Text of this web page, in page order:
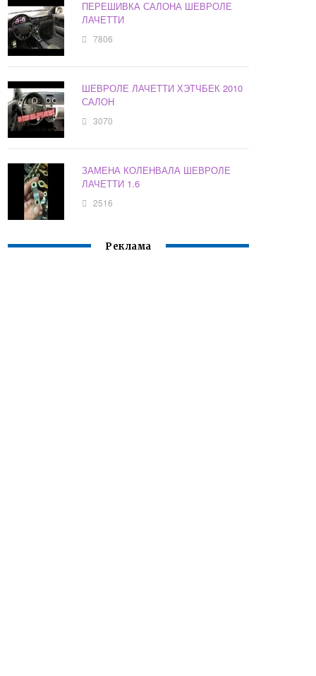
ПЕРЕШИВКА САЛОНА ШЕВРОЛЕ
ЛАЧЕТТИ
7806
ШЕВРОЛЕ ЛАЧЕТТИ ХЭТЧБЕК 2010
САЛОН
3070
ЗАМЕНА КОЛЕНВАЛА ШЕВРОЛЕ
ЛАЧЕТТИ 1.6
2516
Реклама